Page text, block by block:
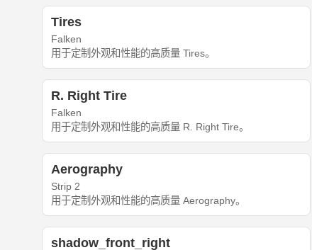
Tires
Falken
用于定制外观和性能的高质量 Tires。
R. Right Tire
Falken
用于定制外观和性能的高质量 R. Right Tire。
Aerography
Strip 2
用于定制外观和性能的高质量 Aerography。
shadow_front_right